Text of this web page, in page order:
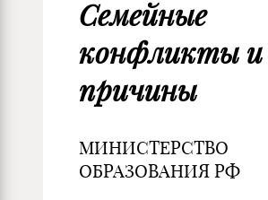
Семейные
конфликты и
причины
МИНИСТЕРСТВО
ОБРАЗОВАНИЯ РФ